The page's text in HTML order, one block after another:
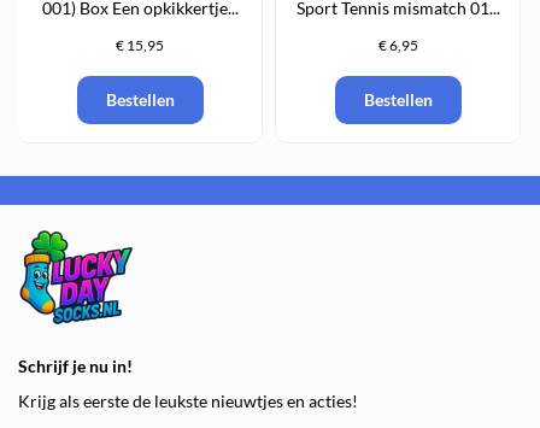
001) Box Een opkikkertje...
€ 15,95
Bestellen
Sport Tennis mismatch 01...
€ 6,95
Bestellen
Schrijf je nu in!
Krijg als eerste de leukste nieuwtjes en acties!